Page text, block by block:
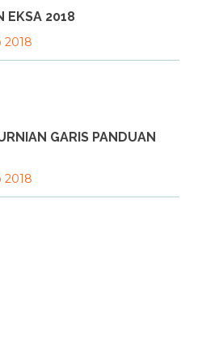
EKSA 2018
2018
GARIS PANDUAN
2018